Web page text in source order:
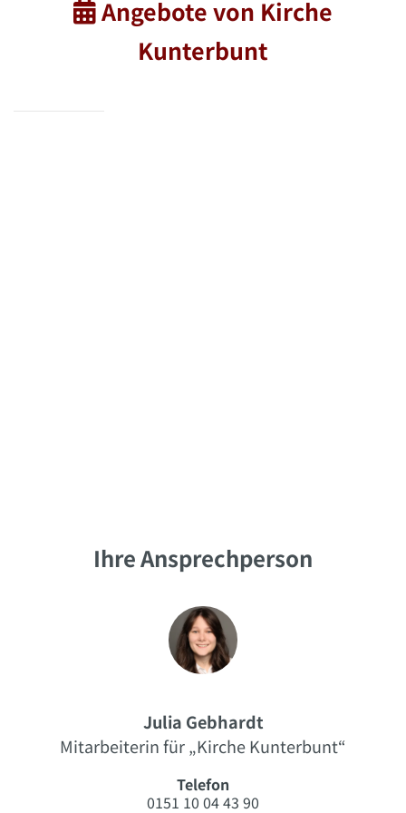
 Angebote von Kirche
Kunterbunt
Ihre Ansprechperson
Julia Gebhardt
Mitarbeiterin für „Kirche Kunterbunt“
Telefon
0151 10 04 43 90